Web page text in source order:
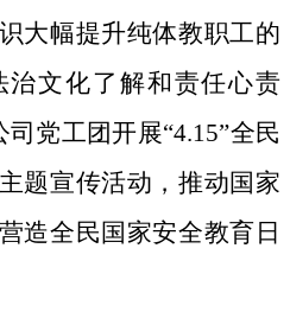
大幅提升纯体教职工的
治文化了解和责任心责
党工团开展“4.15”全民
题宣传活动，推动国家
造全民国家安全教育日